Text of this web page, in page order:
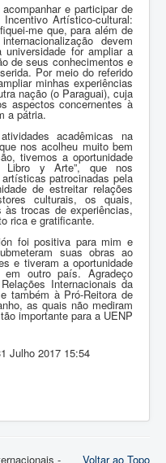
e participar de
Artístico-cultural:
me que, para além de
devem
for ampliar a
de seus conhecimentos e
Por meio do referido
minhas experiências
nação (o Paraguai), cuja
aspectos concernentes à
a pátria.
acadêmicas na
nos acolheu muito bem
tivemos a oportunidade
Libro y Arte”, que nos
patrocinadas pela
de estreitar relações
culturais, os quais,
às trocas de experiências,
rica e gratificante.
foi positiva para mim e
suas obras ao
e tiveram a oportunidade
outro país. Agradeço
Internacionais da
também à Pró-Reitora de
as quais não mediram
importante para a UENP
Julho 2017 15:54
Voltar ao Topo
-